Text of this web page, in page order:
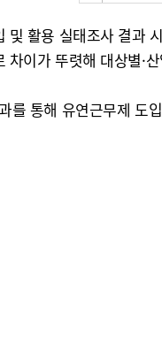
활용 실태조사 결과
이가 뚜렷해 대상별·
를 통해 유연근무제